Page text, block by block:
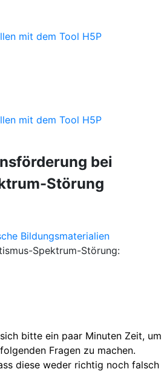
mit dem Tool H5P
mit dem Tool H5P
bei
Störung
Bildungsmaterialien
Spektrum-Störung:
bitte ein paar Minuten Zeit, um
Fragen zu machen.
diese weder richtig noch falsch